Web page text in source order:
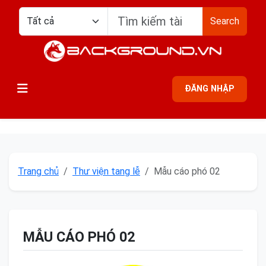
Search
ĐĂNG NHẬP
Trang chủ Thư viện tang lễ Mẫu cáo phó 02
MẪU CÁO PHÓ 02